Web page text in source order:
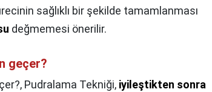
sağlıklı bir şekilde tamamlanması
değmemesi önerilir.
geçer?
Pudralama Tekniği, iyileştikten sonra